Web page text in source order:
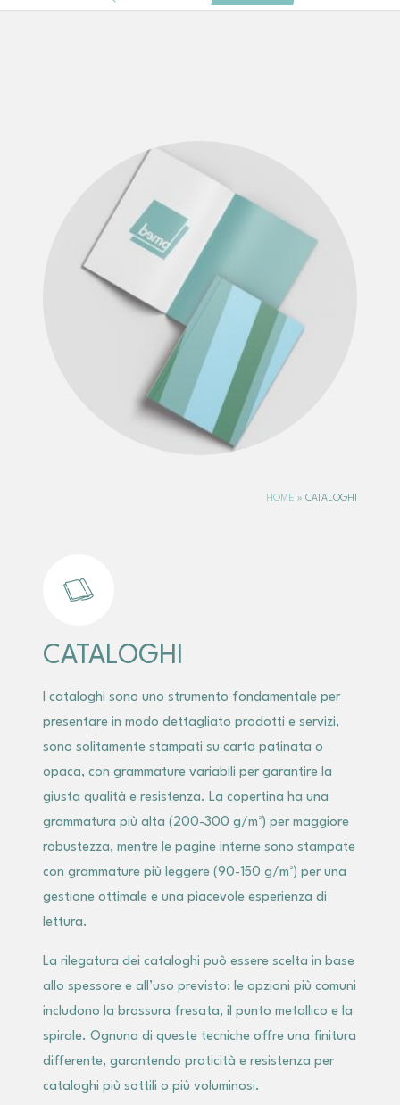
CATALOGHI
I cataloghi sono uno strumento fondamentale per
presentare in modo dettagliato prodotti e servizi,
sono solitamente stampati su carta patinata o
opaca, con grammature variabili per garantire la
giusta qualità e resistenza. La copertina ha una
grammatura più alta (200-300 g/m²) per maggiore
robustezza, mentre le pagine interne sono stampate
con grammature più leggere (90-150 g/m²) per una
gestione ottimale e una piacevole esperienza di
lettura.
La rilegatura dei cataloghi può essere scelta in base
allo spessore e all’uso previsto: le opzioni più comuni
includono la brossura fresata, il punto metallico e la
spirale. Ognuna di queste tecniche offre una finitura
differente, garantendo praticità e resistenza per
cataloghi più sottili o più voluminosi.
HOME » CATALOGHI